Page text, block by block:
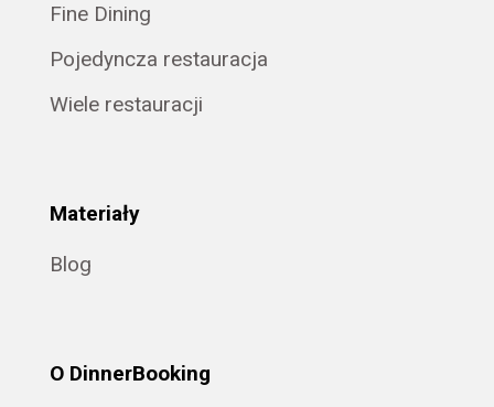
Fine Dining
Pojedyncza restauracja
Wiele restauracji
Materiały
Blog
O DinnerBooking